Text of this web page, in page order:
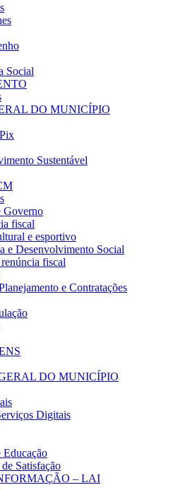
Social
DO MUNICÍPIO
Sustentável
Governo
fiscal
e esportivo
e Desenvolvimento Social
fiscal
e Contratações
DO MUNICÍPIO
Digitais
Educação
Satisfação
– LAI